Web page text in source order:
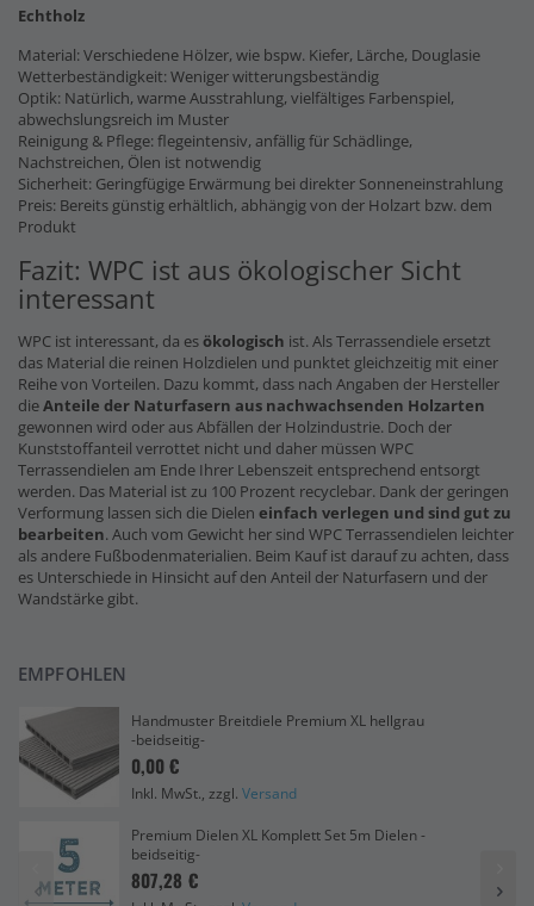
Echtholz
Material: Verschiedene Hölzer, wie bspw. Kiefer, Lärche, Douglasie
Wetterbeständigkeit: Weniger witterungsbeständig
Optik: Natürlich, warme Ausstrahlung, vielfältiges Farbenspiel,
abwechslungsreich im Muster
Reinigung & Pflege: flegeintensiv, anfällig für Schädlinge,
Nachstreichen, Ölen ist notwendig
Sicherheit: Geringfügige Erwärmung bei direkter Sonneneinstrahlung
Preis: Bereits günstig erhältlich, abhängig von der Holzart bzw. dem
Produkt
Fazit: WPC ist aus ökologischer Sicht
interessant
WPC ist interessant, da esökologisch ist. Als Terrassendiele ersetzt
das Material die reinen Holzdielen und punktet gleichzeitig mit einer
Reihe von Vorteilen. Dazu kommt, dass nach Angaben der Hersteller
dieAnteile der Naturfasern aus nachwachsenden Holzarten
gewonnen wird oder aus Abfällen der Holzindustrie. Doch der
Kunststoffanteil verrottet nicht und daher müssen WPC
Terrassendielen am Ende Ihrer Lebenszeit entsprechend entsorgt
werden. Das Material ist zu 100 Prozent recyclebar. Dank der geringen
Verformung lassen sich die Dielen einfach verlegen und sind gut zu
bearbeiten. Auch vom Gewicht her sind WPC Terrassendielen leichter
als andere Fußbodenmaterialien. Beim Kauf ist darauf zu achten, dass
es Unterschiede in Hinsicht auf den Anteil der Naturfasern und der
Wandstärke gibt.
EMPFOHLEN
Handmuster Breitdiele Premium XL hellgrau
-beidseitig-
0,00 €
Inkl. MwSt., zzgl. Versand
Premium Dielen XL Komplett Set 5m Dielen -
beidseitig-
807,28 €